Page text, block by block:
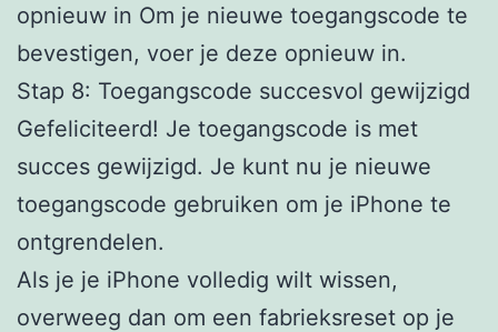
opnieuw in Om je nieuwe toegangscode te
bevestigen, voer je deze opnieuw in.
Stap 8: Toegangscode succesvol gewijzigd
Gefeliciteerd! Je toegangscode is met
succes gewijzigd. Je kunt nu je nieuwe
toegangscode gebruiken om je iPhone te
ontgrendelen.
Als je je iPhone volledig wilt wissen,
overweeg dan om een fabrieksreset op je